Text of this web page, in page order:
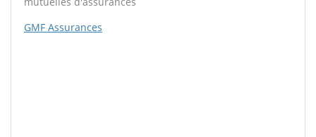
GMF Assurances